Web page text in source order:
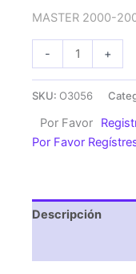
MASTER 2000-
-
MASTER
2000-
+
SKU: O3056
Por Favor
Por Favor
Descripción